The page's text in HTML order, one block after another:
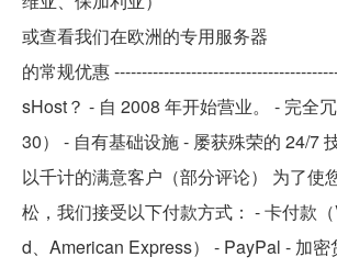
或查看我们在欧洲的专用服务器
的常规优惠
sHost？ - 自 2008 年开始营业。 - 完全
30） - 自有基础设施 - 屡获殊荣的 24/7
以千计的满意客户（部分评论） 为了使
松，我们接受以下付款方式： - 卡付款
d、American Express） - PayPal - 加密